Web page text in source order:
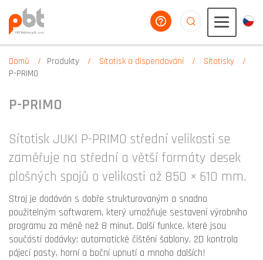
poradíme vám
Domů Produkty Sítotisk a dispendování
Sítotisky
P-PRIMO
P-PRIMO
Sítotisk JUKI P-PRIMO střední velikosti se
zaměřuje na střední a větší formáty desek
plošných spojů o velikosti až 850 × 610 mm.
Stroj je dodáván s dobře strukturovaným a snadno
použitelným softwarem, který umožňuje sestavení výrobního
programu za méně než 8 minut. Další funkce, které jsou
součástí dodávky: automatické čištění šablony, 2D kontrola
pájecí pasty, horní a boční upnutí a mnoho dalších!